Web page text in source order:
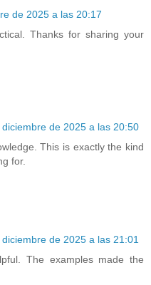
de 2025 a las 20:17
Thanks for sharing your
diciembre de 2025 a las 20:50
This is exactly the kind
for.
diciembre de 2025 a las 21:01
The examples made the